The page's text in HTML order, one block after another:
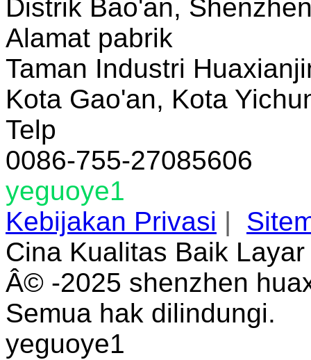
Distrik Bao'an,
Alamat pabrik
Taman Industri
Kota Gao'an, Kota
Telp
0086-755-27085606
yeguoye1
Kebijakan Privasi |
Cina Kualitas Baik
Â© -2025 shenzhen
Semua hak dilindungi.
yeguoye1